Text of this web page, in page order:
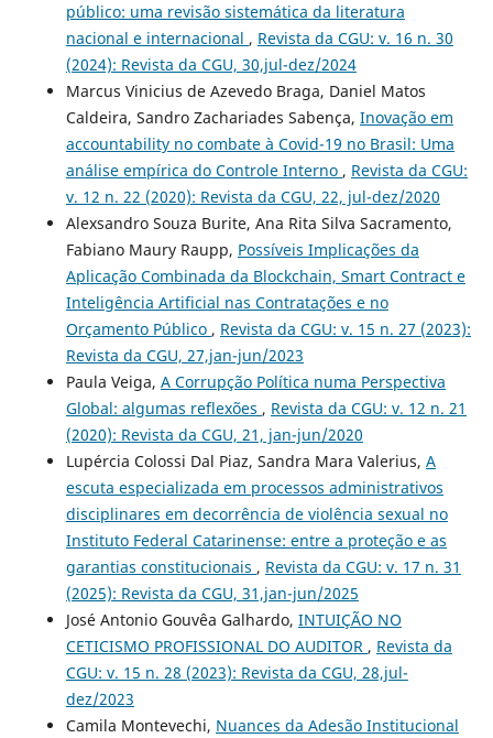
público: uma revisão sistemática da literatura
nacional e internacional , Revista da CGU: v. 16 n. 30
(2024): Revista da CGU, 30,jul-dez/2024
Marcus Vinicius de Azevedo Braga, Daniel Matos
Caldeira, Sandro Zachariades Sabença, Inovação em
accountability no combate à Covid-19 no Brasil: Uma
análise empírica do Controle Interno , Revista da CGU:
v. 12 n. 22 (2020): Revista da CGU, 22, jul-dez/2020
Alexsandro Souza Burite, Ana Rita Silva Sacramento,
Fabiano Maury Raupp, Possíveis Implicações da
Aplicação Combinada da Blockchain, Smart Contract e
Inteligência Artificial nas Contratações e no
Orçamento Público , Revista da CGU: v. 15 n. 27 (2023):
Revista da CGU, 27,jan-jun/2023
Paula Veiga, A Corrupção Política numa Perspectiva
Global: algumas reflexões , Revista da CGU: v. 12 n. 21
(2020): Revista da CGU, 21, jan-jun/2020
Lupércia Colossi Dal Piaz, Sandra Mara Valerius, A
escuta especializada em processos administrativos
disciplinares em decorrência de violência sexual no
Instituto Federal Catarinense: entre a proteção e as
garantias constitucionais , Revista da CGU: v. 17 n. 31
(2025): Revista da CGU, 31,jan-jun/2025
José Antonio Gouvêa Galhardo, INTUIÇÃO NO
CETICISMO PROFISSIONAL DO AUDITOR , Revista da
CGU: v. 15 n. 28 (2023): Revista da CGU, 28,jul-
dez/2023
Camila Montevechi, Nuances da Adesão Institucional